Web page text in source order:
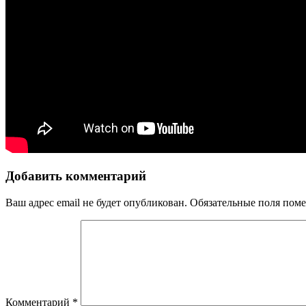
Добавить комментарий
Ваш адрес email не будет опубликован. Обязательные поля
Комментарий *